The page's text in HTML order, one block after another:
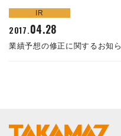
IR
2017.04.28
業績予想の修正に関するお知